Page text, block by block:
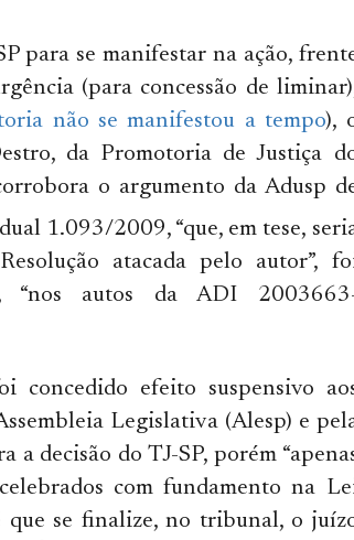
para se manifestar na ação,
(para concessão de
não se manifestou a tempo),
da Promotoria de Justiça
o argumento da Adusp
1.093/2009, “que, em tese,
atacada pelo autor”,
“nos autos da ADI
efeito suspensivo
Legislativa (Alesp) e
decisão do TJ-SP, porém
com fundamento na
que se finalize, no tribunal, o